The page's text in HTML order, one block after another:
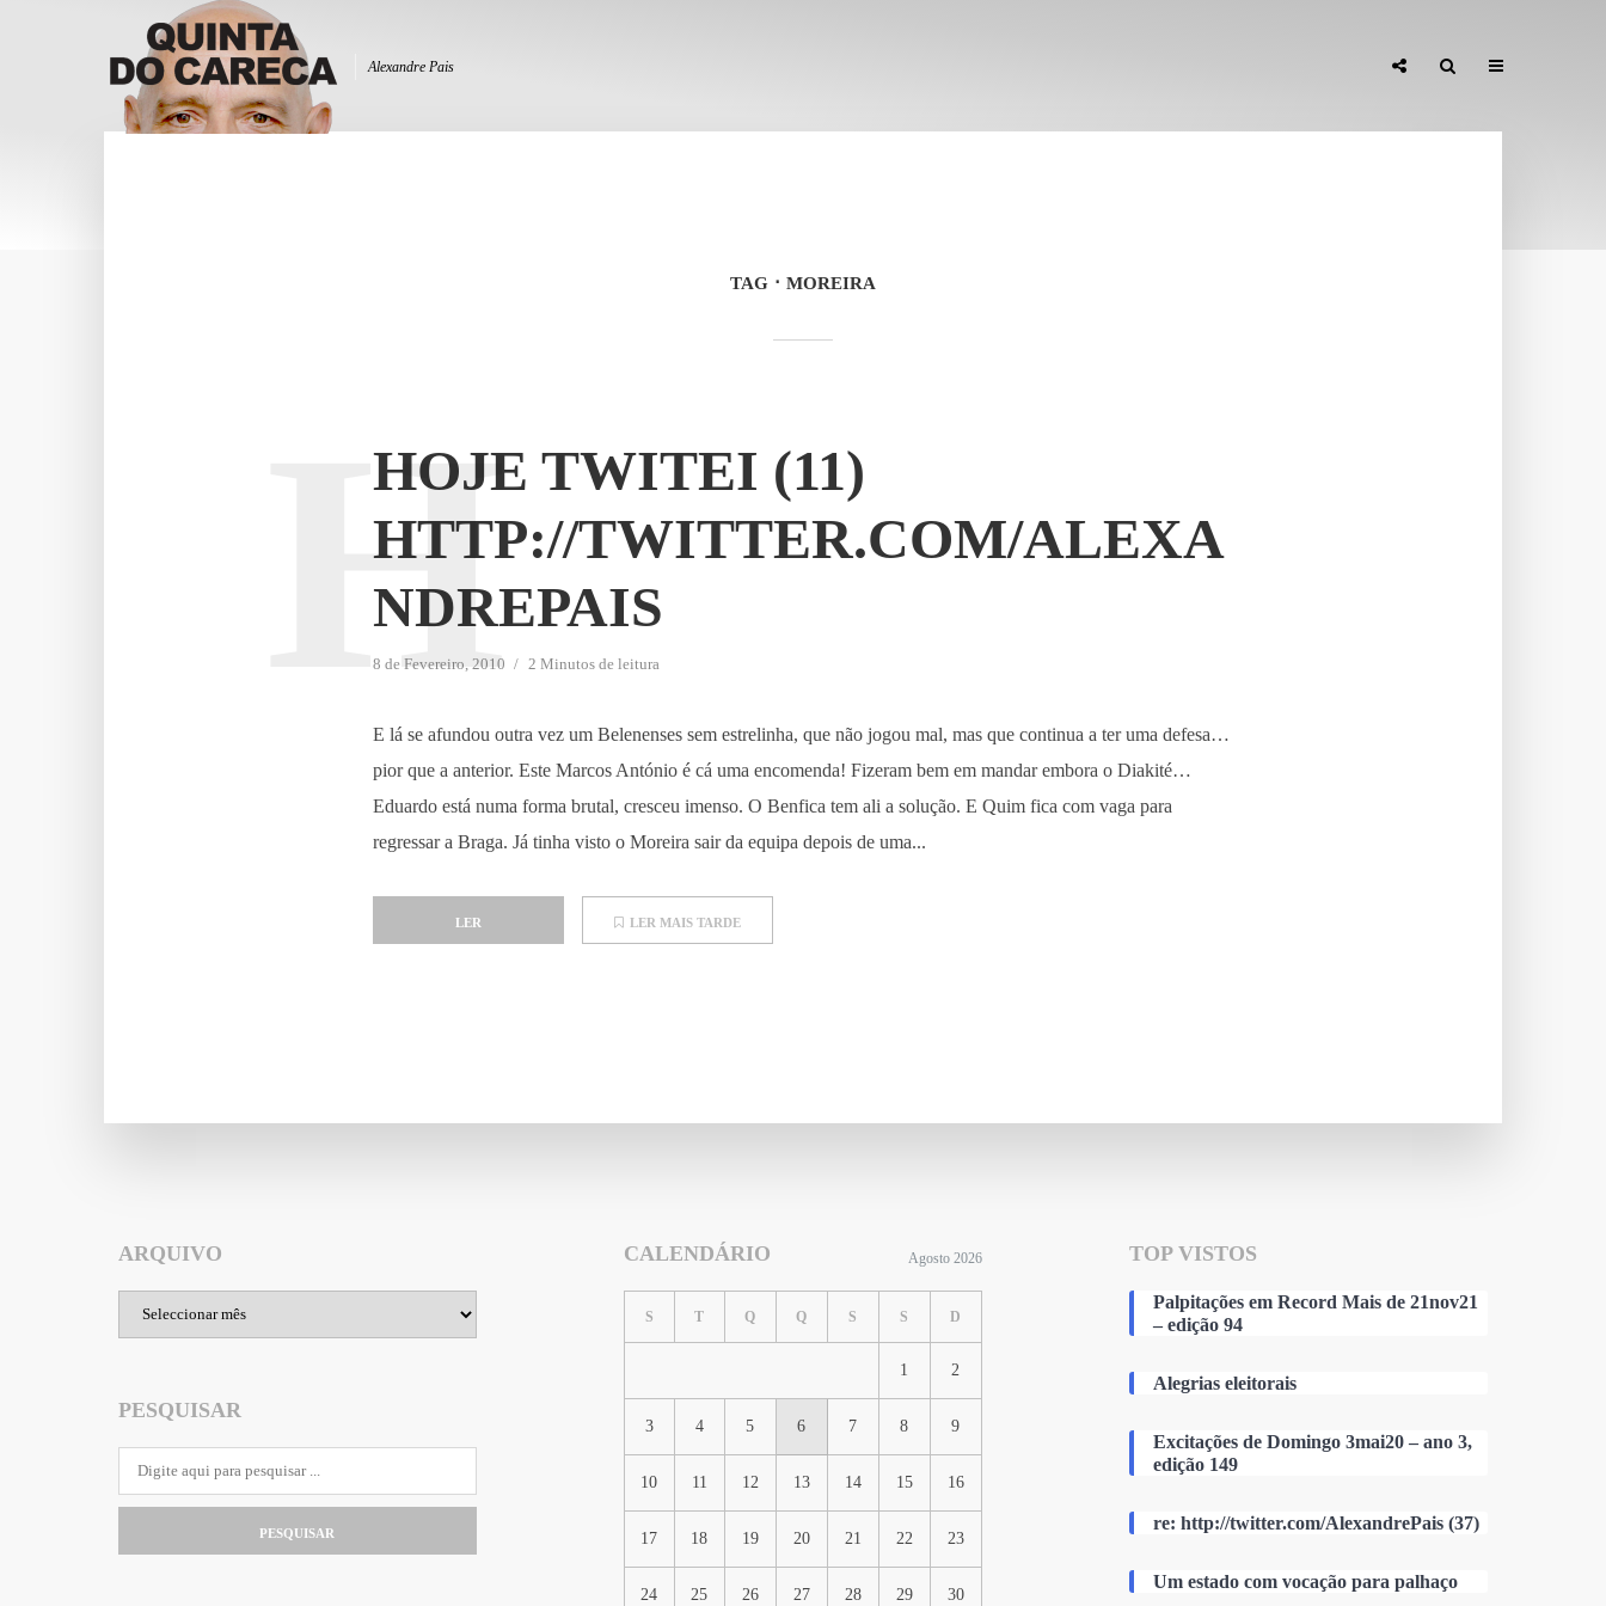
Alexandre Pais
TAG MOREIRA
HOJE TWITEI (11)
HTTP://TWITTER.COM/ALEXA
NDREPAIS
8 de Fevereiro, 2010 2 Minutos de leitura
H
E lá se afundou outra vez um Belenenses sem estrelinha, que não jogou mal, mas que continua a ter uma defesa…
pior que a anterior. Este Marcos António é cá uma encomenda! Fizeram bem em mandar embora o Diakité…
Eduardo está numa forma brutal, cresceu imenso. O Benfica tem ali a solução. E Quim fica com vaga para
regressar a Braga. Já tinha visto o Moreira sair da equipa depois de uma...
LER LER MAIS TARDE
ARQUIVO
Arquivo
PESQUISAR
PESQUISAR
CALENDÁRIO Agosto 2026
S T Q Q S S D
1 2
3 4 5 6 7 8 9
10 11 12 13 14 15 16
17 18 19 20 21 22 23
24 25 26 27 28 29 30
TOP VISTOS
Palpitações em Record Mais de 21nov21
– edição 94
Alegrias eleitorais
Excitações de Domingo 3mai20 – ano 3,
edição 149
re: http://twitter.com/AlexandrePais (37)
Um estado com vocação para palhaço